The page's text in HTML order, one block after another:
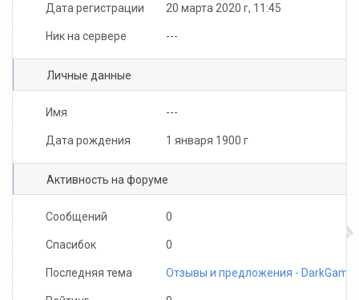
Дата регистрации 20 марта 2020 г, 11:45
Ник на сервере ---
Личные данные
Имя ---
Дата рождения 1 января 1900 г
Активность на форуме
Сообщений 0
Спасибок 0
Последняя тема Отзывы и предложения -